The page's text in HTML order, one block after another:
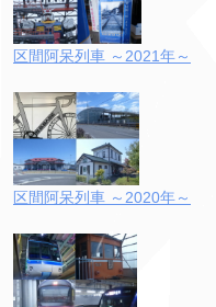
区間阿呆列車 ～2021年～
区間阿呆列車 ～2020年～